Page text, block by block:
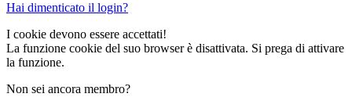
Hai dimenticato il login?
I cookie devono essere accettati!
La funzione cookie del suo browser è disattivata. Si prega di attivare
la funzione.
Non sei ancora membro?